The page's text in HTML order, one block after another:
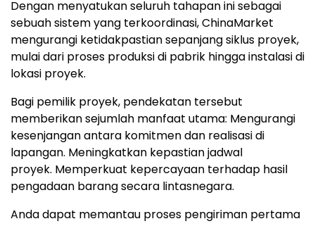
Dengan menyatukan seluruh tahapan ini sebagai
sebuah sistem yang terkoordinasi, ChinaMarket
mengurangi ketidakpastian sepanjang siklus proyek,
mulai dari proses produksi di pabrik hingga instalasi di
lokasi proyek.
Bagi pemilik proyek, pendekatan tersebut
memberikan sejumlah manfaat utama: Mengurangi
kesenjangan antara komitmen dan realisasi di
lapangan. Meningkatkan kepastian jadwal
proyek. Memperkuat kepercayaan terhadap hasil
pengadaan barang secara lintasnegara.
Anda dapat memantau proses pengiriman pertama